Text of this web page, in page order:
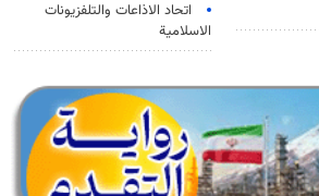
اتحاد الاذاعات والتلفزيونات
الاسلامية